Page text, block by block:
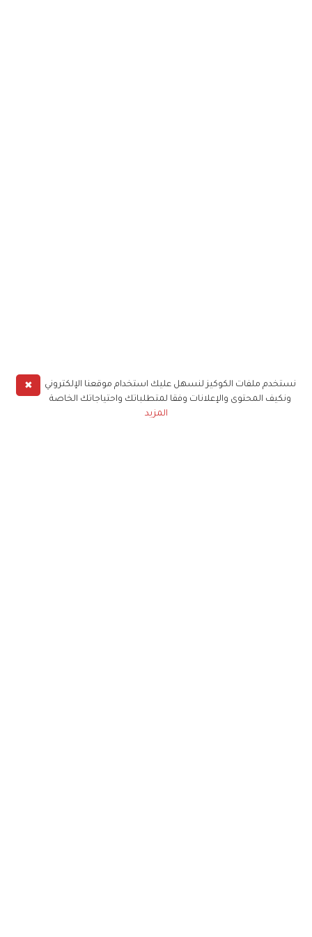
✖
نستخدم ملفات الكوكيز لنسهل عليك استخدام موقعنا الإلكتروني
ونكيف المحتوى والإعلانات وفقا لمتطلباتك واحتياجاتك الخاصة
المزيد